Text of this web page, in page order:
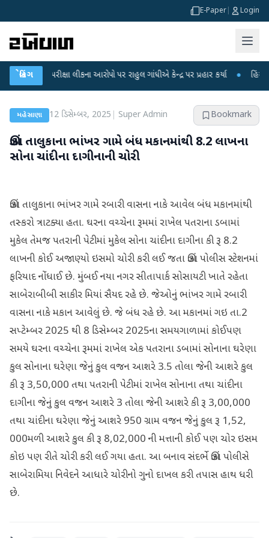
E-Paper Login
બ્રેકિંગ
NET પરીક્ષા લીકના આરોપો પર રાહુલ ગાંધીએ કેન્દ્ર પર પ્રહાર કર્યા ● હિંમતનગરમાં
મહેસાણા 12 ડિસેમ્બર, 2025 Super Admin Bookmark
ઊંઝા તાલુકાના ભાંખર ગામે બંધ મકાનમાંથી 8.2 લાખના
સોના ચાંદીના દાગીનાની ચોરી
ઊંઝા તાલુકાના ભાંખર ગામે રબારી વાસના નાકે આવેલ બંધ મકાનમાંથી
તસ્કરો ત્રાટક્યા હતા. ઘરના વચ્ચેના રૂમમાં રાખેલ પતરાના ડબામાં
મુકેલ તેમજ પતરાની પેટીમાં મુકેલ સોના ચાંદીના દાગીના કી રૂ 8.2
લાખની કોઈ અજાણ્યો ઇસમો ચોરી કરી લઈ જતા ઊંઝા પોલીસ સ્ટેશનમાં
ફરિયાદ નોંધાઈ છે. મુંબઈ નયા નગર સીતાપાર્ક સોસાયટી ખાતે રહેતા
સાબેરાબીબી સાકીર મિયાં સૈયદ રહે છે. જેઓનું ભાંખર ગામે રબારી
વાસના નાકે મકાન આવેલું છે. જે બંધ રહે છે. આ મકાનમાં ગઇ તા.2
સપ્ટેમ્બર 2025 થી 8 ડિસેમ્બર 2025ના સમયગાળામાં કોઈપણ
સમયે ઘરના વચ્ચેના રૂમમાં રાખેલ એક પતરાના ડબામાં સોનાના ઘરેણા
કુલ સોનાના ઘરેણા જેનું કુલ વજન આશરે 3.5 તોલા જેની આશરે કુલ
કી રૂ 3,50,000 તથા પતરાની પેટીમાં રાખેલ સોનાના તથા ચાંદીના
દાગીના જેનું કુલ વજન આશરે 3 તોલા જેની આશરે કી રૂ 3,00,000
તથા ચાંદીના ઘરેણા જેનું આશરે 950 ગ્રામ વજન જેનું કુલ રૂ 1,52,
000મળી આશરે કુલ કી રૂ 8,02,000 ની મત્તાની કોઈ પણ ચોર ઇસમ
કોઇ પણ રીતે ચોરી કરી લઈ ગયા હતા. આ બનાવ સંદર્ભે ઊંઝા પોલીસે
સાબેરામિયા નિવેદને આધારે ચોરીનો ગુનો દાખલ કરી તપાસ હાથ ધરી
છે.